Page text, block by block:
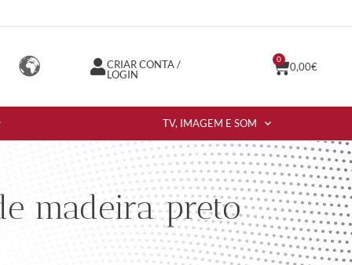
CRIAR CONTA /
LOGIN
0,00€
0
TV, IMAGEM E SOM
madeira preto